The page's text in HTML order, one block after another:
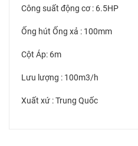
Công suất động cơ : 6.5HP
Ống hút Ống xả : 100mm
Cột Áp: 6m
Lưu lượng : 100m3/h
Xuất xứ : Trung Quốc